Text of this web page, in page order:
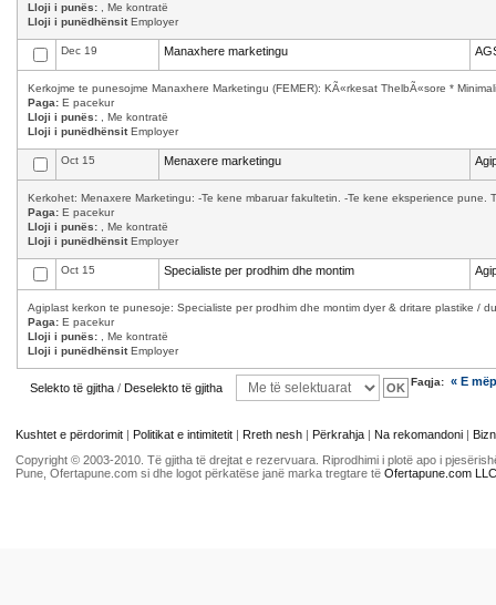
Lloji i punës: , Me kontratë
Lloji i punëdhënsitEmployer
Dec 19 Manaxhere marketingu
Kerkojme te punesojme Manaxhere Marketingu (FEMER): KÃ«rkesat ThelbÃ«sore *
Paga: E pacekur
Lloji i punës: , Me kontratë
Lloji i punëdhënsitEmployer
Oct 15 Menaxere marketingu
Kerkohet: Menaxere Marketingu: -Te kene mbaruar fakultetin. -Te kene eksperience
Paga: E pacekur
Lloji i punës: , Me kontratë
Lloji i punëdhënsitEmployer
Oct 15 Specialiste per prodhim dhe montim
Agiplast kerkon te punesoje: Specialiste per prodhim dhe montim dyer & dritare plastike /
Paga: E pacekur
Lloji i punës: , Me kontratë
Lloji i punëdhënsitEmployer
Selekto të gjitha / Deselekto të gjitha Faqja: « E
Kushtet e përdorimit | Politikat e intimitetit | Rreth nesh | Përkrahja | Na rekomandoni |
Copyright © 2003-2010. Të gjitha të drejtat e rezervuara. Riprodhimi i plotë apo i
Pune, Ofertapune.com si dhe logot përkatëse janë marka tregtare të Ofertapune.com LLC